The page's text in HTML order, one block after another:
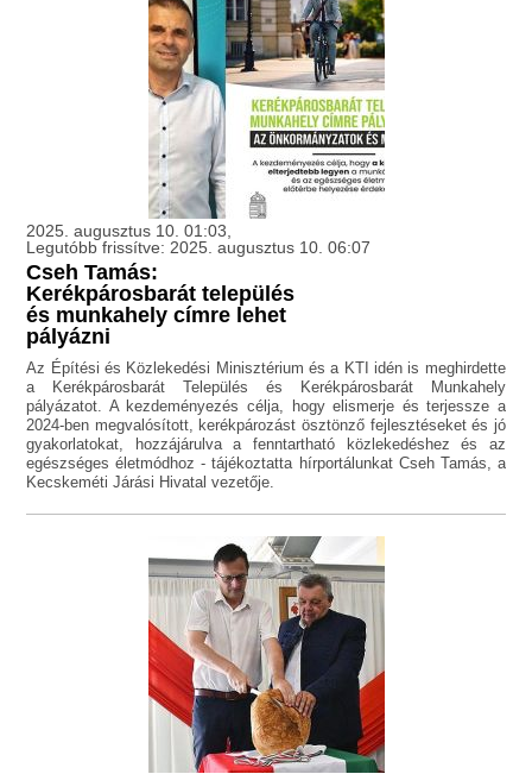
2025. augusztus 10. 01:03,
Legutóbb frissítve: 2025. augusztus 10. 06:07
Cseh Tamás:
Kerékpárosbarát település
és munkahely címre lehet
pályázni
Az Építési és Közlekedési Minisztérium és a KTI idén is meghirdette
a Kerékpárosbarát Település és Kerékpárosbarát Munkahely
pályázatot. A kezdeményezés célja, hogy elismerje és terjessze a
2024-ben megvalósított, kerékpározást ösztönző fejlesztéseket és jó
gyakorlatokat, hozzájárulva a fenntartható közlekedéshez és az
egészséges életmódhoz - tájékoztatta hírportálunkat Cseh Tamás, a
Kecskeméti Járási Hivatal vezetője.